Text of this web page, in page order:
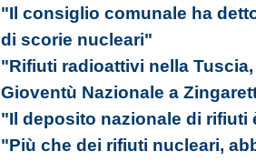
"Il consiglio comunale ha
di scorie nucleari"
"Rifiuti radioattivi nella
Gioventù Nazionale a
"Il deposito nazionale di rifiuti
"Più che dei rifiuti nucleari,